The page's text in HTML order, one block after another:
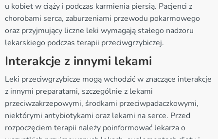
u kobiet w ciąży i podczas karmienia piersią. Pacjenci z
chorobami serca, zaburzeniami przewodu pokarmowego
oraz przyjmujący liczne leki wymagają stałego nadzoru
lekarskiego podczas terapii przeciwgrzybiczej.
Interakcje z innymi lekami
Leki przeciwgrzybicze mogą wchodzić w znaczące interakcje
z innymi preparatami, szczególnie z lekami
przeciwzakrzepowymi, środkami przeciwpadaczkowymi,
niektórymi antybiotykami oraz lekami na serce. Przed
rozpoczęciem terapii należy poinformować lekarza o